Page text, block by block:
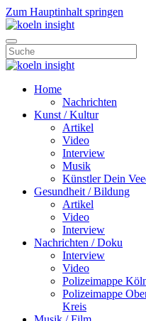
Zum Hauptinhalt springen
Home
Nachrichten
Kunst / Kultur
Artikel
Video
Interview
Musik
Künstler Dein
Gesundheit / Bildung
Artikel
Video
Interview
Nachrichten / Doku
Interview
Video
Polizeimappe
Polizeimappe
Kreis